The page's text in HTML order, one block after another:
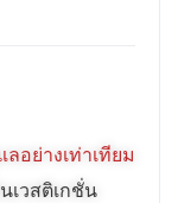
ลอย่างเท่าเทียม
เวสติเกชั่น